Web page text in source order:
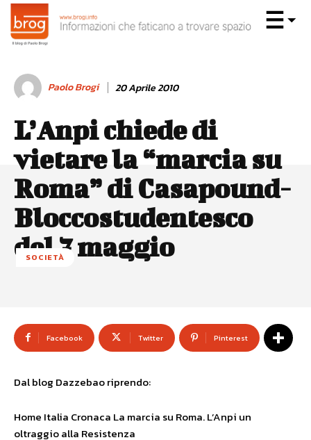
Paolo Brogi 20 Aprile 2010
L’Anpi chiede di
vietare la “marcia su
Roma” di Casapound-
Bloccostudentesco
del 7 maggio
SOCIETÀ
Facebook Twitter Pinterest
Dal blog Dazzebao riprendo:
Home Italia Cronaca La marcia su Roma. L’Anpi un
oltraggio alla Resistenza